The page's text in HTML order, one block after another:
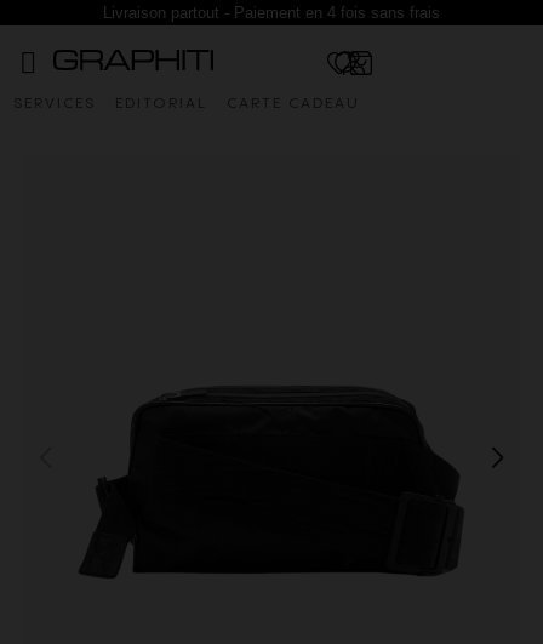
Livraison partout - Paiement en 4 fois sans frais
SERVICES EDITORIAL CARTE CADEAU